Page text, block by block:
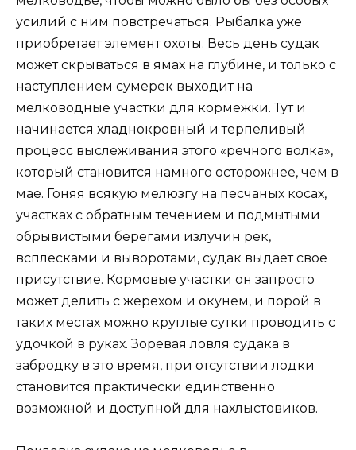
усилий с ним повстречаться. Рыбалка уже
приобретает элемент охоты. Весь день судак
может скрываться в ямах на глубине, и только с
наступлением сумерек выходит на
мелководные участки для кормежки. Тут и
начинается хладнокровный и терпеливый
процесс выслеживания этого «речного волка»,
который становится намного осторожнее, чем в
мае. Гоняя всякую мелюзгу на песчаных косах,
участках с обратным течением и подмытыми
обрывистыми берегами излучин рек,
всплесками и выворотами, судак выдает свое
присутствие. Кормовые участки он запросто
может делить с жерехом и окунем, и порой в
таких местах можно круглые сутки проводить с
удочкой в руках. Зоревая ловля судака в
забродку в это время, при отсутствии лодки
становится практически единственно
возможной и доступной для нахлыстовиков.